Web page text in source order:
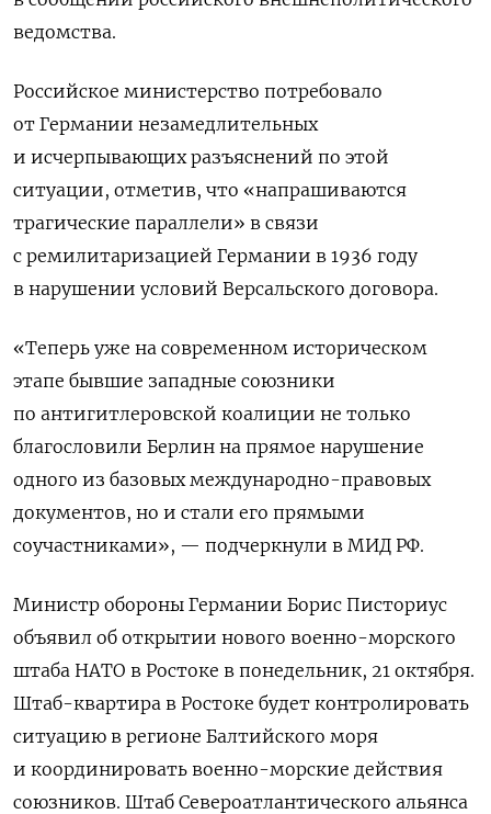
ведомства.
Российское министерство потребовало
от Германии незамедлительных
и исчерпывающих разъяснений по этой
ситуации, отметив, что «напрашиваются
трагические параллели» в связи
с ремилитаризацией Германии в 1936 году
в нарушении условий Версальского договора.
«Теперь уже на современном историческом
этапе бывшие западные союзники
по антигитлеровской коалиции не только
благословили Берлин на прямое нарушение
одного из базовых международно-правовых
документов, но и стали его прямыми
соучастниками», — подчеркнули в МИД РФ.
Министр обороны Германии Борис Писториус
объявил об открытии нового военно-морского
штаба НАТО в Ростоке в понедельник, 21 октября.
Штаб-квартира в Ростоке будет контролировать
ситуацию в регионе Балтийского моря
и координировать военно-морские действия
союзников. Штаб Североатлантического альянса